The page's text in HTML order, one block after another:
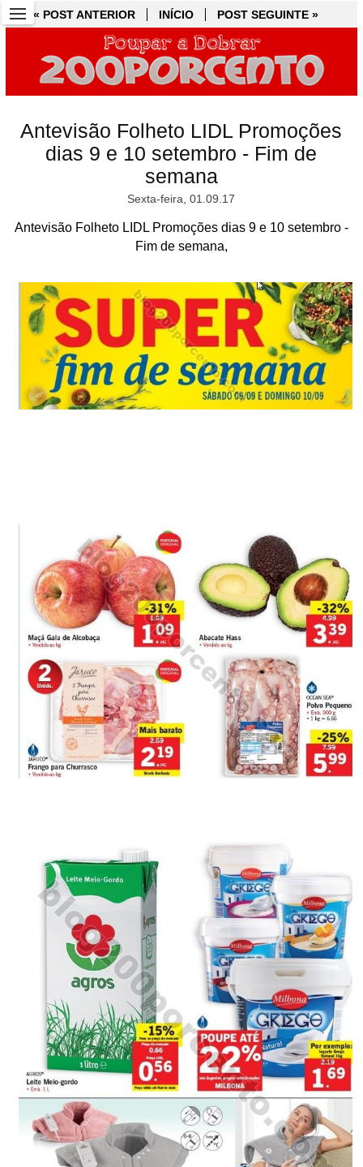
« POST ANTERIOR INÍCIO POST SEGUINTE »
Antevisão Folheto LIDL Promoções
dias 9 e 10 setembro - Fim de
semana
Sexta-feira, 01.09.17
Antevisão Folheto LIDL Promoções dias 9 e 10 setembro -
Fim de semana,
« POST ANTERIOR INÍCIO POST SEGUINTE »